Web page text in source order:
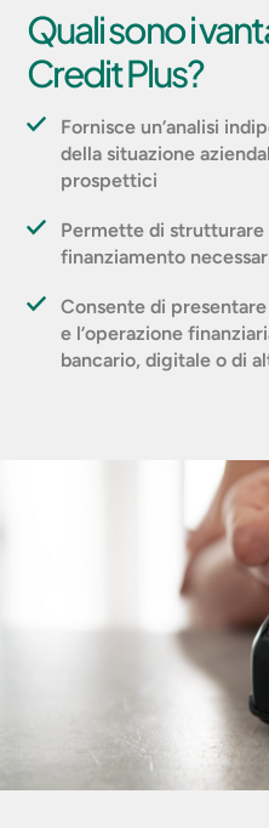
Quali sono i
Credit Plus?
Fornisce un’analisi
della situazione
prospettici
Permette di
finanziamento
Consente di
e l’operazione
bancario, digitale o di